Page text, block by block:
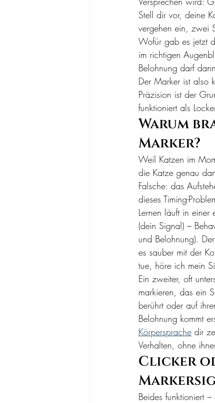
Stell dir vor, deine
vergehen ein, zwei
Wofür gab es jetzt
im richtigen
Belohnung darf
Der Marker ist also
Präzision ist der
funktioniert als
Warum
Marker?
Weil Katzen im
die Katze genau
Falsche: das
dieses Timing-
Lernen läuft in
(dein Signal) –
und Belohnung).
es sauber mit der
tue, höre ich mein
Ein zweiter, oft
markieren, das ein
berührt oder auf
Belohnung kommt
Körpersprache dir
Verhalten, ohne
Clicker
Beides funktioniert